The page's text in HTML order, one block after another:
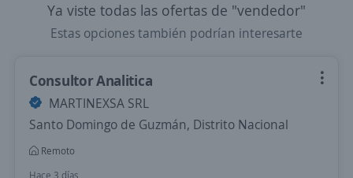
Ya viste todas las ofertas de "vendedor"
Estas opciones también podrían interesarte
Consultor Analitica
MARTINEXSA SRL
Santo Domingo de Guzmán, Distrito Nacional
Remoto
Hace 3 días